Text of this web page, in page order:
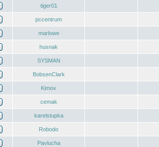
tiger01
pccentrum
marlowe
husnak
SYSMAN
BobsenClark
Kimov
cemak
karelstupka
Robodo
Pavlucha